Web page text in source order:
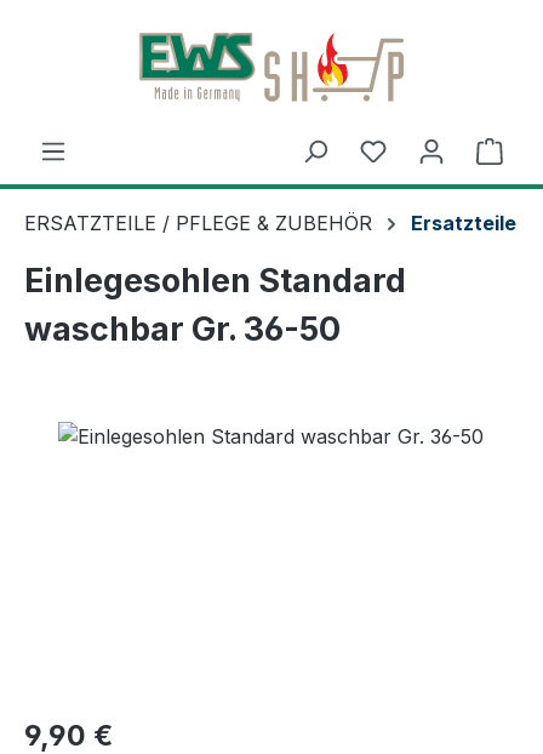
Zum Hauptinhalt springen
ERSATZTEILE / PFLEGE & ZUBEHÖR Ersatzteile
Einlegesohlen Standard
waschbar Gr. 36-50
Regulärer Preis:
9,90 €